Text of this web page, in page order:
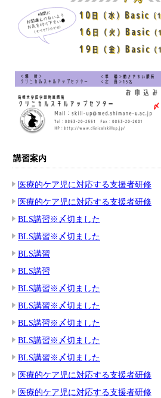
講習案内
医療的ケア児に対応する支援者研修
医療的ケア児に対応する支援者研修
BLS講習※〆切ました
BLS講習※〆切ました
BLS講習
BLS講習
BLS講習※〆切ました
BLS講習※〆切ました
BLS講習※〆切ました
BLS講習※〆切ました
BLS講習※〆切ました
医療的ケア児に対応する支援者研修
医療的ケア児に対応する支援者研修